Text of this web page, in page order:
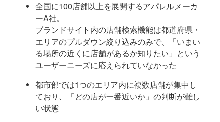
全国に100店舗以上を展開するアパレルメーカ
ーA社。
ブランドサイト内の店舗検索機能は都道府県・
エリアのプルダウン絞り込みのみで、「いまい
る場所の近くに店舗があるか知りたい」という
ユーザーニーズに応えられていなかった
都市部では1つのエリア内に複数店舗が集中し
ており、「どの店が一番近いか」の判断が難し
い状態